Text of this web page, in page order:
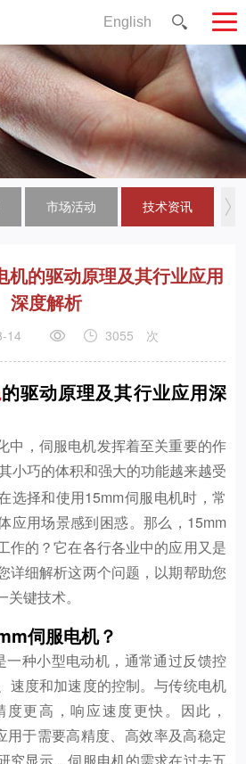
English
市场活动 技术资讯
机的驱动原理及其行业应用
深度解析
14 3055 次
的驱动原理及其行业应用深
中，伺服电机发挥着至关重要的作
小巧的体积和强大的功能越来越受
选择和使用15mm伺服电机时，常
应用场景感到困惑。那么，15mm
作的？它在各行各业中的应用又是
详细解析这两个问题，以期帮助您
键技术。
伺服电机？
一种小型电动机，通常通过反馈控
速度和加速度的控制。与传统电机
更高，响应速度更快。因此，
用于需要高精度、高效率及高稳定